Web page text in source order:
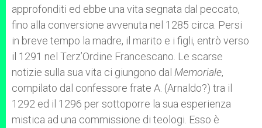
approfonditi ed ebbe una vita segnata dal peccato,
fino alla conversione avvenuta nel 1285 circa. Persi
in breve tempo la madre, il marito e i figli, entrò verso
il 1291 nel Terz’Ordine Francescano. Le scarse
notizie sulla sua vita ci giungono dal Memoriale,
compilato dal confessore frate A. (Arnaldo?) tra il
1292 ed il 1296 per sottoporre la sua esperienza
mistica ad una commissione di teologi. Esso è